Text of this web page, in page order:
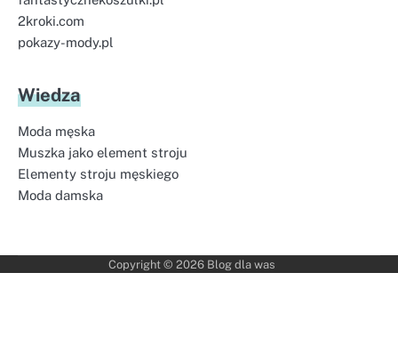
2kroki.com
pokazy-mody.pl
Wiedza
Moda męska
Muszka jako element stroju
Elementy stroju męskiego
Moda damska
Copyright © 2026 Blog dla was